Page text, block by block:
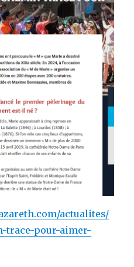
actualites/
trace-pour-aimer-